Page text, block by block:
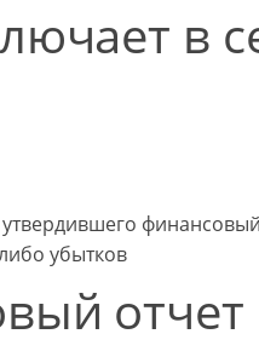
в
убытков
отчет